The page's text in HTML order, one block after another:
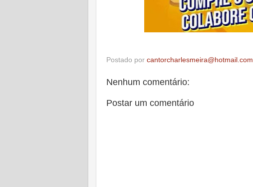
Postado por cantorcharlesmeira@hotmail.com
Nenhum comentário:
Postar um comentário